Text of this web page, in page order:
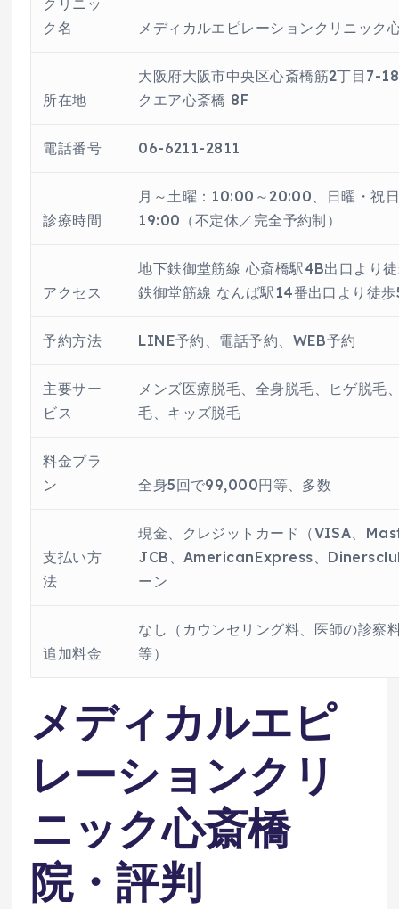
ク名
メディカルエピレーションクリニック
所在地
大阪府大阪市中央区心斎橋筋2丁目7-
クエア心斎橋 8F
電話番号 06-6211-2811
診療時間
月～土曜：10:00～20:00、日曜・祝
19:00（不定休／完全予約制）
アクセス
地下鉄御堂筋線 心斎橋駅4B出口より
鉄御堂筋線 なんば駅14番出口より徒
予約方法 LINE予約、電話予約、WEB予約
主要サー
ビス
メンズ医療脱毛、全身脱毛、ヒゲ脱毛
毛、キッズ脱毛
料金プラ
ン
全身5回で99,000円等、多数
支払い方
法
現金、クレジットカード（VISA、
JCB、AmericanExpress、
ーン
追加料金
なし（カウンセリング料、医師の診察
等）
メディカルエピ
レーションクリ
ニック心斎橋
院・評判